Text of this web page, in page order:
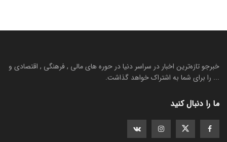
خبرجو تازه‌ترین اخبار در سراسر دنیا در حوره های مالی , فرهنگی , اقتصادی و
... را برای شما به اشتراک خواهد گذاشت.
ما را دنبال کنید